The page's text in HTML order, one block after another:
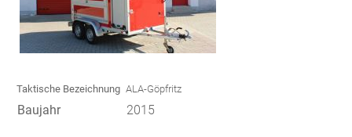
Taktische Bezeichnung ALA-Göpfritz
Baujahr 2015